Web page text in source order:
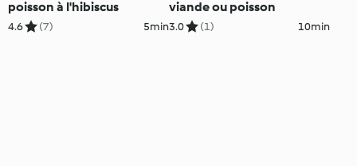
poisson à l'hibiscus
4.6 (7) 5min
viande ou poisson
3.0 (1) 10min